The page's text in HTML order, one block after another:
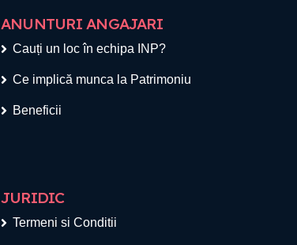
ANUNTURI ANGAJARI
Cauți un loc în echipa INP?
Ce implică munca la Patrimoniu
Beneficii
JURIDIC
Termeni si Conditii